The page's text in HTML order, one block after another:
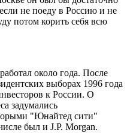
не поеду в Россию и не
потом корить себя всю
около года. После
выборах 1996 года
к России. О
задумались
"Юнайтед сити"
был и J.P. Morgan.